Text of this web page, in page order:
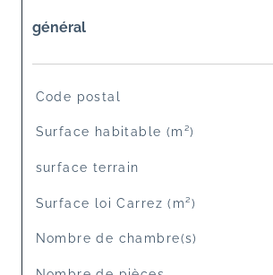
général
TRAD_SIROCCO_Caracteristique
Code postal
Surface habitable (m²)
surface terrain
Surface loi Carrez (m²)
Nombre de chambre(s)